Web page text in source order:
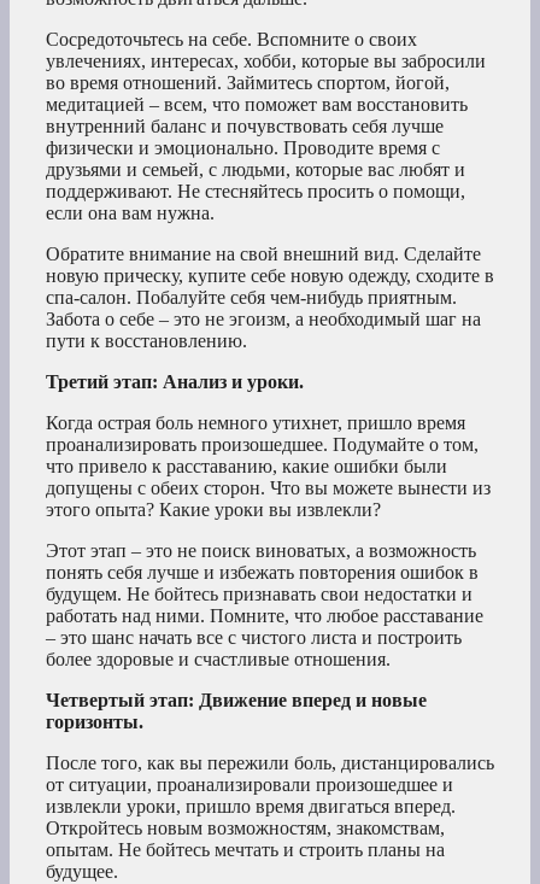
Сосредоточьтесь на себе. Вспомните о своих
увлечениях, интересах, хобби, которые вы забросили
во время отношений. Займитесь спортом, йогой,
медитацией – всем, что поможет вам восстановить
внутренний баланс и почувствовать себя лучше
физически и эмоционально. Проводите время с
друзьями и семьей, с людьми, которые вас любят и
поддерживают. Не стесняйтесь просить о помощи,
если она вам нужна.
Обратите внимание на свой внешний вид. Сделайте
новую прическу, купите себе новую одежду, сходите в
спа-салон. Побалуйте себя чем-нибудь приятным.
Забота о себе – это не эгоизм, а необходимый шаг на
пути к восстановлению.
Третий этап: Анализ и уроки.
Когда острая боль немного утихнет, пришло время
проанализировать произошедшее. Подумайте о том,
что привело к расставанию, какие ошибки были
допущены с обеих сторон. Что вы можете вынести из
этого опыта? Какие уроки вы извлекли?
Этот этап – это не поиск виноватых, а возможность
понять себя лучше и избежать повторения ошибок в
будущем. Не бойтесь признавать свои недостатки и
работать над ними. Помните, что любое расставание
– это шанс начать все с чистого листа и построить
более здоровые и счастливые отношения.
Четвертый этап: Движение вперед и новые
горизонты.
После того, как вы пережили боль, дистанцировались
от ситуации, проанализировали произошедшее и
извлекли уроки, пришло время двигаться вперед.
Откройтесь новым возможностям, знакомствам,
опытам. Не бойтесь мечтать и строить планы на
будущее.